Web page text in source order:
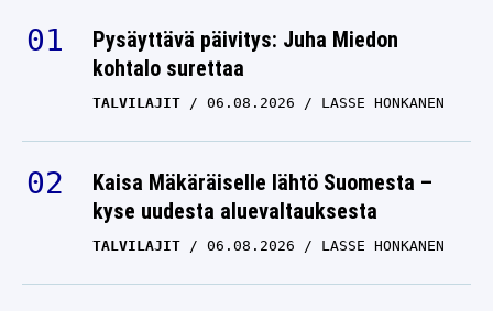
Pysäyttävä päivitys: Juha Miedon
kohtalo surettaa
TALVILAJIT 06.08.2026 LASSE HONKANEN
Kaisa Mäkäräiselle lähtö Suomesta –
kyse uudesta aluevaltauksesta
TALVILAJIT 06.08.2026 LASSE HONKANEN